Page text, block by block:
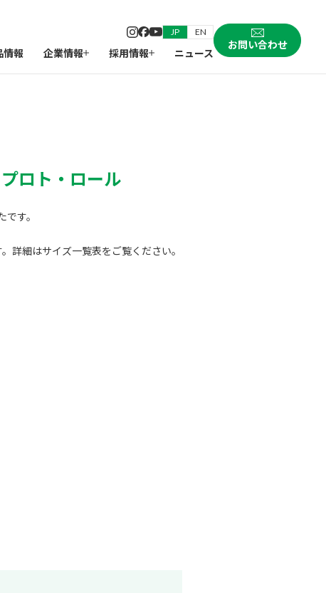
JP EN
情報 企業情報 採用情報 ニュース
お問い合わせ
ロト・ロール
す。
詳細はサイズ一覧表をご覧ください。